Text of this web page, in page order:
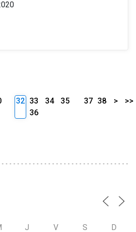
32 33 34
35
36
37 38 > >>
J V S D